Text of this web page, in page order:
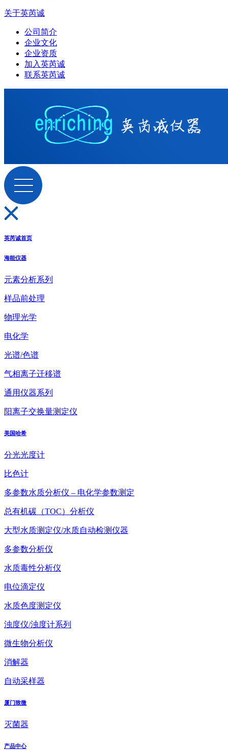
关于英芮诚
公司简介
企业文化
企业资质
加入英芮诚
联系英芮诚
英芮诚首页
海能仪器
元素分析系列
样品前处理
物理光学
电化学
光谱/色谱
气相离子迁移谱
通用仪器系列
阳离子交换量测定仪
美国哈希
分光光度计
比色计
多参数水质分析仪 – 电化学参数测定
总有机碳（TOC）分析仪
大型水质测定仪/水质自动检测仪器
多参数分析仪
水质毒性分析仪
电位滴定仪
水质色度测定仪
浊度仪/浊度计系列
微生物分析仪
消解器
自动采样器
厦门致微
灭菌器
产品中心